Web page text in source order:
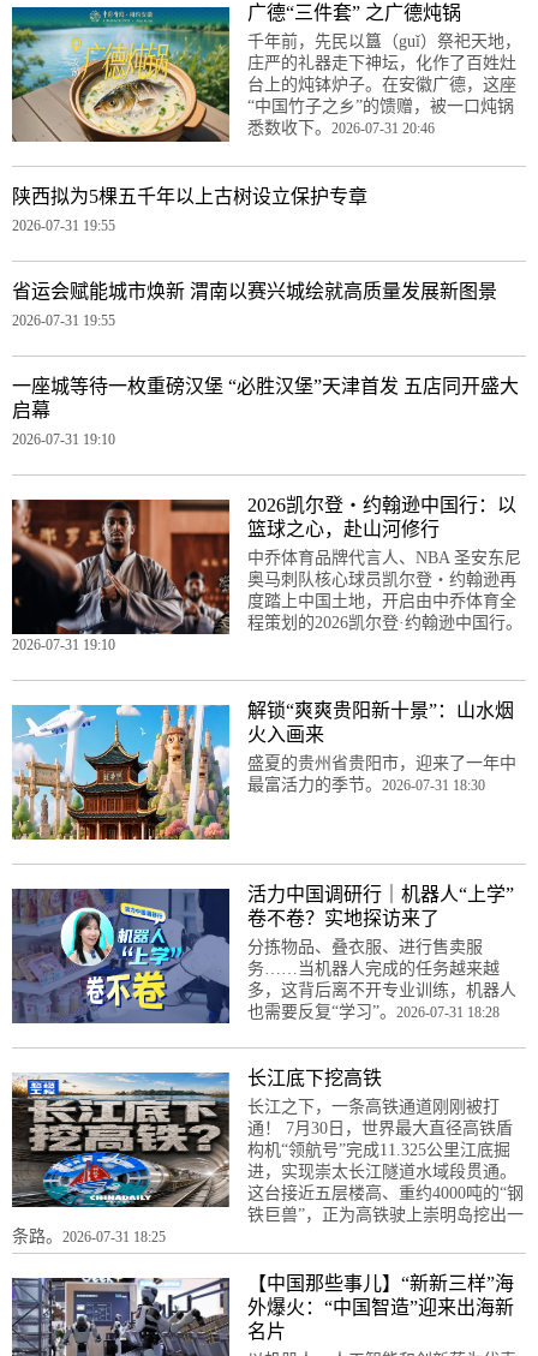
广德“三件套” 之广德炖锅
千年前，先民以簋（guǐ）祭祀天地，
庄严的礼器走下神坛，化作了百姓灶
台上的炖钵炉子。在安徽广德，这座
“中国竹子之乡”的馈赠，被一口炖锅
悉数收下。 2026-07-31 20:46
陕西拟为5棵五千年以上古树设立保护专章
2026-07-31 19:55
省运会赋能城市焕新 渭南以赛兴城绘就高质量发展新图景
2026-07-31 19:55
一座城等待一枚重磅汉堡 “必胜汉堡”天津首发 五店同开盛大
启幕
2026-07-31 19:10
2026凯尔登・约翰逊中国行：以
篮球之心，赴山河修行
中乔体育品牌代言人、NBA 圣安东尼
奥马刺队核心球员凯尔登・约翰逊再
度踏上中国土地，开启由中乔体育全
程策划的2026凯尔登·约翰逊中国行。
2026-07-31 19:10
解锁“爽爽贵阳新十景”：山水烟
火入画来
盛夏的贵州省贵阳市，迎来了一年中
最富活力的季节。 2026-07-31 18:30
活力中国调研行｜机器人“上学”
卷不卷？实地探访来了
分拣物品、叠衣服、进行售卖服
务……当机器人完成的任务越来越
多，这背后离不开专业训练，机器人
也需要反复“学习”。 2026-07-31 18:28
长江底下挖高铁
长江之下，一条高铁通道刚刚被打
通！ 7月30日，世界最大直径高铁盾
构机“领航号”完成11.325公里江底掘
进，实现崇太长江隧道水域段贯通。
这台接近五层楼高、重约4000吨的“钢
铁巨兽”，正为高铁驶上崇明岛挖出一
条路。 2026-07-31 18:25
【中国那些事儿】“新新三样”海
外爆火：“中国智造”迎来出海新
名片